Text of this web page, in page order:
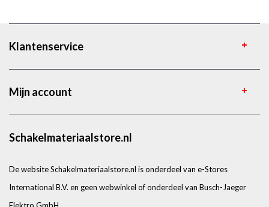
Klantenservice
Mijn account
Schakelmateriaalstore.nl
De website Schakelmateriaalstore.nl is onderdeel van e-Stores
International B.V. en geen webwinkel of onderdeel van Busch-Jaeger
Elektro GmbH.